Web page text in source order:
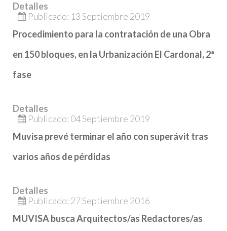
Detalles
Publicado: 13 Septiembre 2019
Procedimiento para la contratación de una Obra
en 150 bloques, en la Urbanización El Cardonal, 2ª
fase
Detalles
Publicado: 04 Septiembre 2019
Muvisa prevé terminar el año con superávit tras
varios años de pérdidas
Detalles
Publicado: 27 Septiembre 2016
MUVISA busca Arquitectos/as Redactores/as